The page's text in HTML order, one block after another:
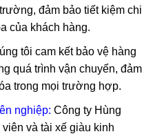
đảm bảo tiết kiệm chi
của khách hàng.
tôi cam kết bảo vệ hàng
quá trình vận chuyển, đảm
trong mọi trường hợp.
nghiệp: Công ty Hùng
và tài xế giàu kinh